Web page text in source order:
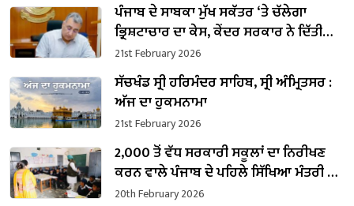
ਪੰਜਾਬ ਦੇ ਸਾਬਕਾ ਮੁੱਖ ਸਕੱਤਰ ‘ਤੇ ਚੱਲੇਗਾ
ਭ੍ਰਿਸ਼ਟਾਚਾਰ ਦਾ ਕੇਸ, ਕੇਂਦਰ ਸਰਕਾਰ ਨੇ ਦਿੱਤੀ
ਪ੍ਰਵਾਨਗੀ
21st February 2026
ਸੱਚਖੰਡ ਸ੍ਰੀ ਹਰਿਮੰਦਰ ਸਾਹਿਬ, ਸ੍ਰੀ ਅੰਮ੍ਰਿਤਸਰ :
ਅੱਜ ਦਾ ਹੁਕਮਨਾਮਾ
21st February 2026
2,000 ਤੋਂ ਵੱਧ ਸਰਕਾਰੀ ਸਕੂਲਾਂ ਦਾ ਨਿਰੀਖਣ
ਕਰਨ ਵਾਲੇ ਪੰਜਾਬ ਦੇ ਪਹਿਲੇ ਸਿੱਖਿਆ ਮੰਤਰੀ ਬਣੇ
ਹਰਜੋਤ ਸਿੰਘ ਬੈਂਸ
20th February 2026